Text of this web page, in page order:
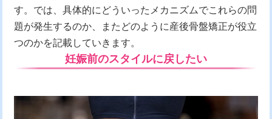
す。では、具体的にどういったメカニズムでこれらの問
題が発生するのか、またどのように産後骨盤矯正が役立
つのかを記載していきます。
妊娠前のスタイルに戻したい